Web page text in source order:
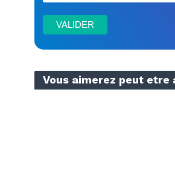
Vous aimerez peut etre